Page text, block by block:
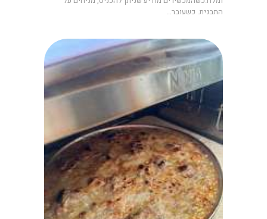
התבנית. כשעובר…